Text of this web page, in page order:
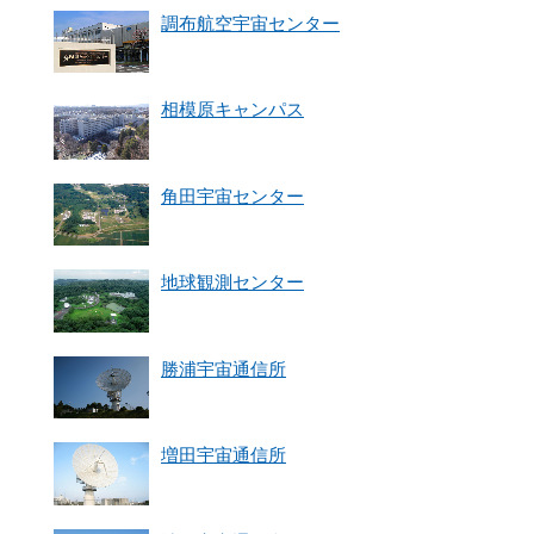
調布航空宇宙センター
相模原キャンパス
角田宇宙センター
地球観測センター
勝浦宇宙通信所
増田宇宙通信所